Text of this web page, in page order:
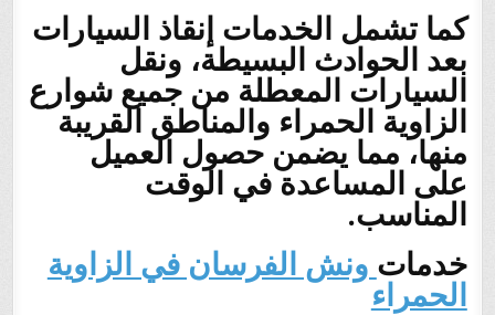
كما تشمل الخدمات إنقاذ السيارات
بعد الحوادث البسيطة، ونقل
السيارات المعطلة من جميع شوارع
الزاوية الحمراء والمناطق القريبة
منها، مما يضمن حصول العميل
على المساعدة في الوقت
المناسب.
خدمات ونش الفرسان في الزاوية
الحمراء